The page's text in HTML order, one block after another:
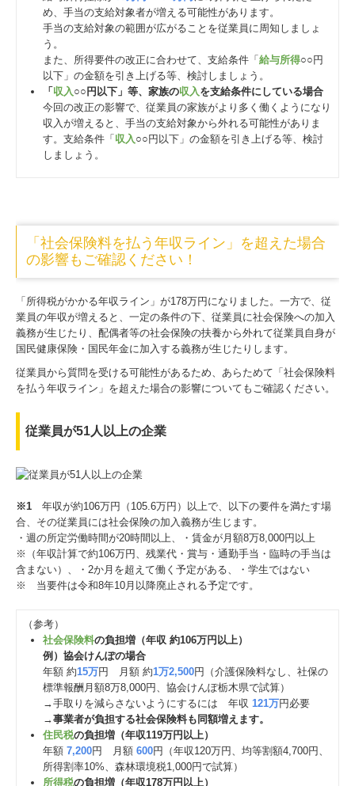
め、手当の支給対象者が増える可能性があります。
手当の支給対象の範囲が広がることを従業員に周知しましょ
う。
また、所得要件の改正に合わせて、支給条件「 給与所得○○円
以下」の金額を引き上げる等、検討しましょう。
「 収入○○円以下」等、家族の収入を支給条件にしている場合
今回の改正の影響で、従業員の家族がより多く働くようになり
収入が増えると、手当の支給対象から外れる可能性がありま
す。支給条件「 収入○○円以下」の金額を引き上げる等、検討
しましょう。
「社会保険料を払う年収ライン」を超えた場合
の影響もご確認ください！
「所得税がかかる年収ライン」が178万円になりました。一方で、従
業員の年収が増えると、一定の条件の下、従業員に社会保険への加入
義務が生じたり、配偶者等の社会保険の扶養から外れて従業員自身が
国民健康保険・国民年金に加入する義務が生じたりします。
従業員から質問を受ける可能性があるため、あらためて「社会保険料
を払う年収ライン」を超えた場合の影響についてもご確認ください。
従業員が51人以上の企業
※1 年収が約106万円（105.6万円）以上で、以下の要件を満たす場
合、その従業員には社会保険の加入義務が生じます。
・週の所定労働時間が20時間以上、・賃金が月額8万8,000円以上
※（年収計算で約106万円、残業代・賞与・通勤手当・臨時の手当は
含まない）、・2か月を超えて働く予定がある、・学生ではない
※ 当要件は令和8年10月以降廃止される予定です。
（参考）
社会保険料の負担増（年収 約106万円以上）
例）協会けんぽの場合
年額 約15万円 月額 約1万2,500円（介護保険料なし、社保の
標準報酬月額8万8,000円、協会けんぽ栃木県で試算）
→手取りを減らさないようにするには 年収 121万円必要
→事業者が負担する社会保険料も同額増えます。
住民税の負担増（年収119万円以上）
年額 7,200円 月額 600円（年収120万円、均等割額4,700円、
所得割率10%、森林環境税1,000円で試算）
所得税の負担増（年収178万円以上）